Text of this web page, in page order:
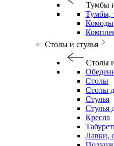
Тумбы
Тумбы,
Комоды
Столы и стулья
Столы
Столы
Столы
Стулья
Стулья
Кресла
Лавки,